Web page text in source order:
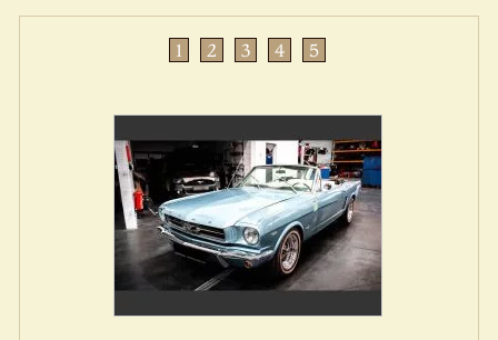
1 2 3 4 5